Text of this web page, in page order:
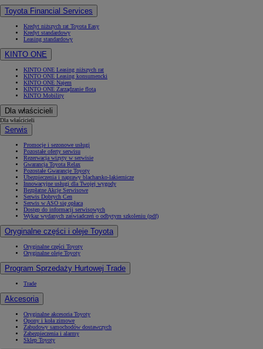
Toyota Financial Services
Kredyt niższych rat Toyota Easy
Kredyt standardowy
Leasing standardowy
KINTO ONE
KINTO ONE Leasing niższych rat
KINTO ONE Leasing konsumencki
KINTO ONE Najem
KINTO ONE Zarządzanie flotą
KINTO Mobility
Dla właścicieli
Dla właścicieli
Serwis
Promocje i sezonowe usługi
Pozostałe oferty serwisu
Rezerwacja wizyty w serwisie
Gwarancja Toyota Relax
Pozostałe Gwarancje Toyoty
Ubezpieczenia i naprawy blacharsko-lakiernicze
Innowacyjne usługi dla Twojej wygody
Bezpłatne Akcje Serwisowe
Serwis Dobrych Cen
Serwis w ASO się opłaca
Dostęp do informacji serwisowych
Wykaz wydanych zaświadczeń o odbytym szkoleniu (pdf)
Oryginalne części i oleje Toyota
Oryginalne części Toyoty
Oryginalne oleje Toyoty
Program Sprzedaży Hurtowej Trade
Trade
Akcesoria
Oryginalne akcesoria Toyoty
Opony i koła zimowe
Zabudowy samochodów dostawczych
Zabezpieczenia i alarmy
Sklep Toyoty